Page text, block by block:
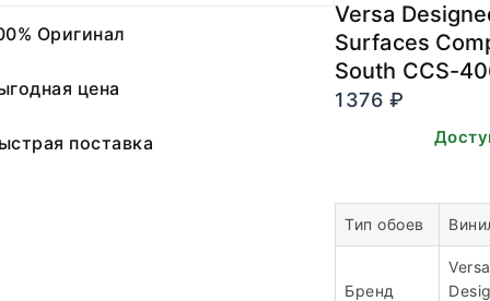
Оригинал
цена
поставка
Versa
Surfaces
South CCS-
1376 ₽
В наличии.
Тип обоев
Бренд
Versa